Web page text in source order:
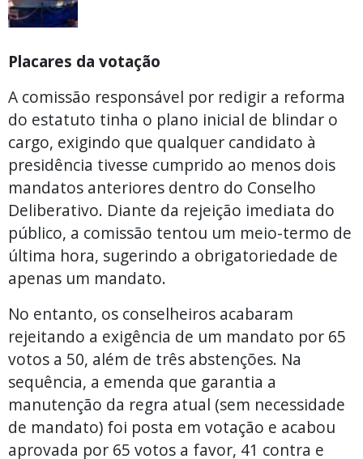
Placares da votação
A comissão responsável por redigir a reforma
do estatuto tinha o plano inicial de blindar o
cargo, exigindo que qualquer candidato à
presidência tivesse cumprido ao menos dois
mandatos anteriores dentro do Conselho
Deliberativo. Diante da rejeição imediata do
público, a comissão tentou um meio-termo de
última hora, sugerindo a obrigatoriedade de
apenas um mandato.
No entanto, os conselheiros acabaram
rejeitando a exigência de um mandato por 65
votos a 50, além de três abstenções. Na
sequência, a emenda que garantia a
manutenção da regra atual (sem necessidade
de mandato) foi posta em votação e acabou
aprovada por 65 votos a favor, 41 contra e